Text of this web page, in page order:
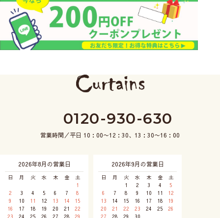
0120-930-630
営業時間／平日 10：00〜12：30、13：30〜16：00
2026年8月の営業日
日 月 火 水 木 金
土
1
2
3 4 5 6 7
8
9
10 11 12 13 14
15
16
17 18 19 20 21
22
23
24 25 26 27 28 29
2026年9月の営業日
日 月 火 水 木 金
土
1
2 3 4
5
6
7 8 9 10 11
12
13
14 15 16 17 18
19
20
21 22 23 24 25
26
27
28 29 30